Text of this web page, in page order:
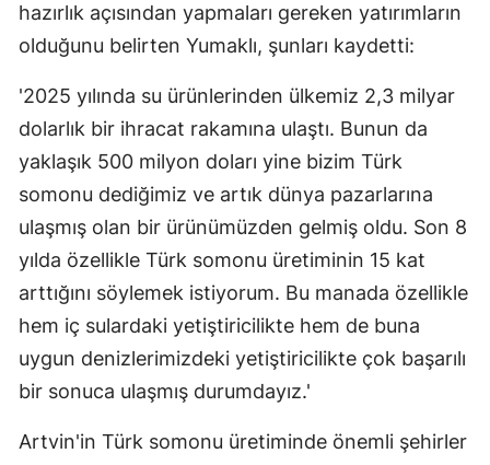
hazırlık açısından yapmaları gereken yatırımların
olduğunu belirten Yumaklı, şunları kaydetti:
'2025 yılında su ürünlerinden ülkemiz 2,3 milyar
dolarlık bir ihracat rakamına ulaştı. Bunun da
yaklaşık 500 milyon doları yine bizim Türk
somonu dediğimiz ve artık dünya pazarlarına
ulaşmış olan bir ürünümüzden gelmiş oldu. Son 8
yılda özellikle Türk somonu üretiminin 15 kat
arttığını söylemek istiyorum. Bu manada özellikle
hem iç sulardaki yetiştiricilikte hem de buna
uygun denizlerimizdeki yetiştiricilikte çok başarılı
bir sonuca ulaşmış durumdayız.'
Artvin'in Türk somonu üretiminde önemli şehirler